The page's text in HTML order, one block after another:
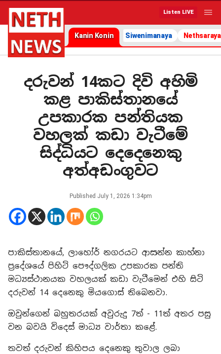
Listen LIVE
Kanin Konin Siwenimanaya Nethsaraya
දරුවන් 14කට දිවි අහිමි
කළ පාකිස්තානයේ
උපකාරක පන්තියක
වහලක් කඩා වැටීමේ
සිද්ධියට දෙදෙනෙකු
අත්අඩංගුවට
Published July 1, 2026 1:34pm
පාකිස්තානයේ, ලාහෝර් නගරයට ආසන්න කාහ්නා
ප්‍රදේශයේ පිහිටි පෞද්ගලික උපකාරක පන්ති
මධ්‍යස්ථානයක වහලයක් කඩා වැටීමෙන් එහි සිටි
දරුවන් 14 දෙනෙකු මියගොස් තිබෙනවා.
ඔවුන්ගෙන් බහුතරයක් අවුරුදු 7ත් - 11ත් අතර පසු
වන බවයි විදෙස් මාධ්‍ය වාර්තා කළේ.
තවත් දරුවන් කිහිපය දෙනෙකු තුවාල ලබා